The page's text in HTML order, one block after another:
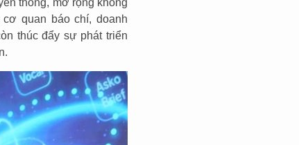
thông, mở rộng không
quan báo chí, doanh
thúc đẩy sự phát triển